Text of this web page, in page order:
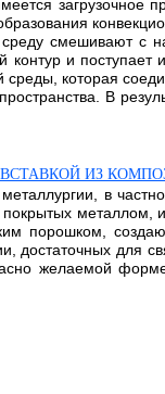
загрузочное
смешивают с
контур и
которая
В
ИЗ
в
покрытых
порошком,
достаточных для
желаемой